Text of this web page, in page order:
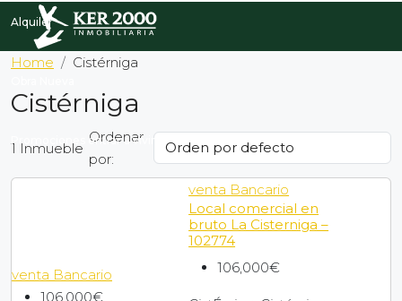
Alquiler
Promociones entrar a vivir
Home Cistérniga
Cistérniga
1 Inmueble
Ordenar
por:
venta Bancario
106,000€
venta Bancario
Local comercial en
bruto La Cisterniga –
102774
106,000€